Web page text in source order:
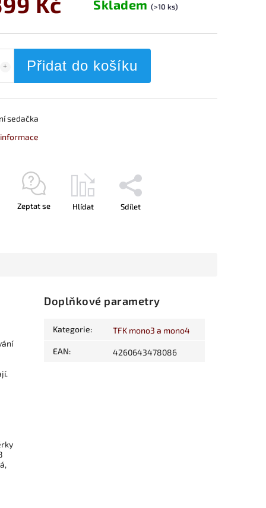
Skladem(>10 ks)
Přidat do košíku
sedačka
Zeptat se Hlídat Sdílet
Doplňkové parametry
Kategorie: TFK mono3 a mono4
EAN: 4260643478086